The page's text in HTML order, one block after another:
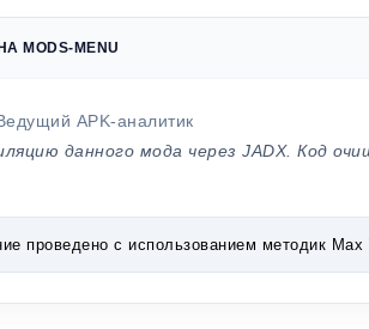
MENU
APK-аналитик
данного мода через JADX. Код
проведено с использованием методик